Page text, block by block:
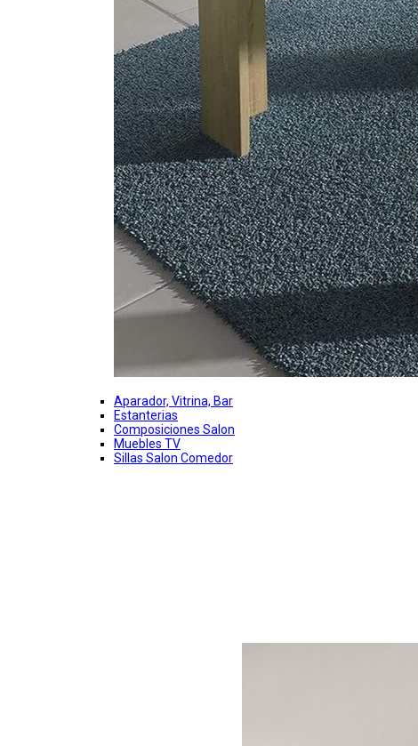
Aparador, Vitrina, Bar
Estanterias
Composiciones Salon
Muebles TV
Sillas Salon Comedor